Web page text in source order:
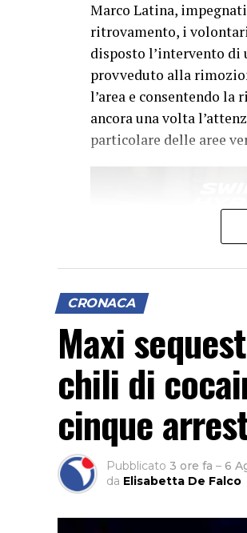
Marco Latina,
ritrovamento, i
disposto l’intervento di
provveduto alla
l’area e consentendo
ancora una volta
particolare delle aree
CRONACA
Maxi
chili di
cinque
Pubblicato 3 ore fa – 6
da Elisabetta De Falco